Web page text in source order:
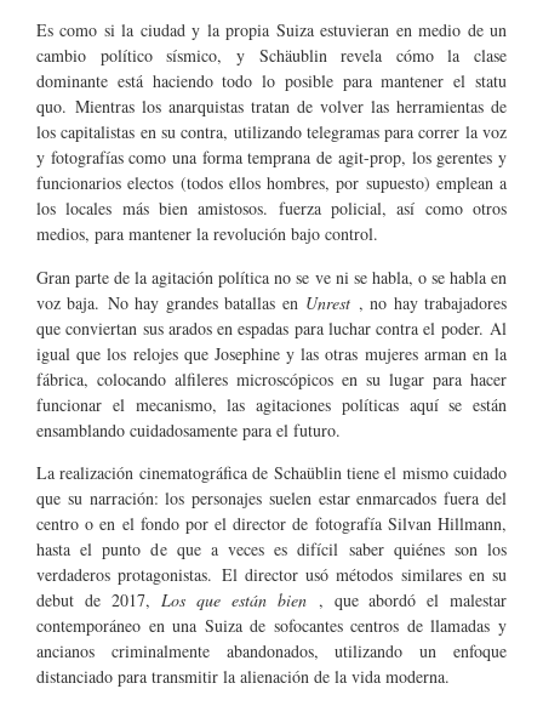
Es como si la ciudad y la propia Suiza estuvieran en medio de un
cambio político sísmico, y Schäublin revela cómo la clase
dominante está haciendo todo lo posible para mantener el statu
quo. Mientras los anarquistas tratan de volver las herramientas de
los capitalistas en su contra, utilizando telegramas para correr la voz
y fotografías como una forma temprana de agit-prop, los gerentes y
funcionarios electos (todos ellos hombres, por supuesto) emplean a
los locales más bien amistosos. fuerza policial, así como otros
medios, para mantener la revolución bajo control.
Gran parte de la agitación política no se ve ni se habla, o se habla en
voz baja. No hay grandes batallas en Unrest , no hay trabajadores
que conviertan sus arados en espadas para luchar contra el poder. Al
igual que los relojes que Josephine y las otras mujeres arman en la
fábrica, colocando alfileres microscópicos en su lugar para hacer
funcionar el mecanismo, las agitaciones políticas aquí se están
ensamblando cuidadosamente para el futuro.
La realización cinematográfica de Schaüblin tiene el mismo cuidado
que su narración: los personajes suelen estar enmarcados fuera del
centro o en el fondo por el director de fotografía Silvan Hillmann,
hasta el punto de que a veces es difícil saber quiénes son los
verdaderos protagonistas. El director usó métodos similares en su
debut de 2017,Los que están bien, que abordó el malestar
contemporáneo en una Suiza de sofocantes centros de llamadas y
ancianos criminalmente abandonados, utilizando un enfoque
distanciado para transmitir la alienación de la vida moderna.